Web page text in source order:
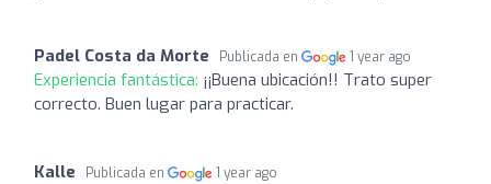
Padel Costa da Morte Publicada en 1 year ago
Experiencia fantástica: ¡¡Buena ubicación!! Trato super
correcto. Buen lugar para practicar.
Kalle Publicada en 1 year ago